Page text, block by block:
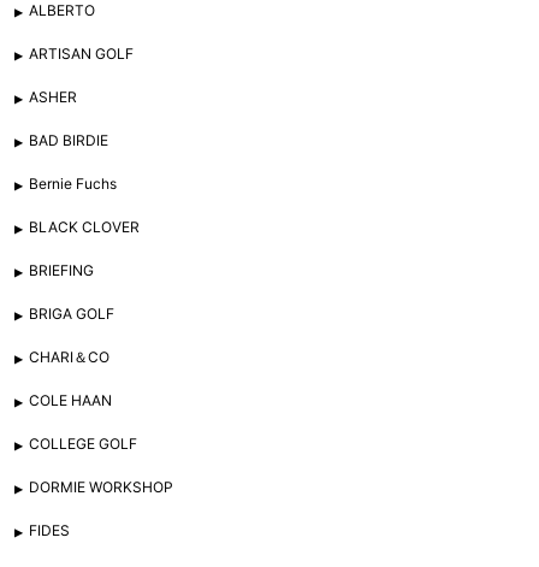
ALBERTO
ARTISAN GOLF
ASHER
BAD BIRDIE
Bernie Fuchs
BLACK CLOVER
BRIEFING
BRIGA GOLF
CHARI＆CO
COLE HAAN
COLLEGE GOLF
DORMIE WORKSHOP
FIDES